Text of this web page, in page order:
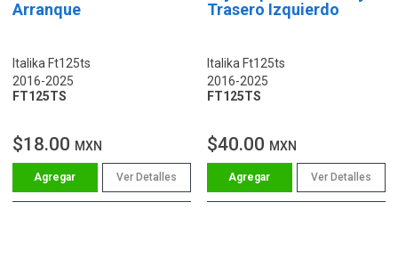
Arranque
Italika Ft125ts
2016-2025
FT125TS
$18.00 MXN
Ver Detalles
Trasero Izquierdo
Italika Ft125ts
2016-2025
FT125TS
$40.00 MXN
Ver Detalles